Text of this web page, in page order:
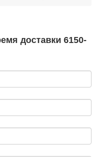
доставки 6150-